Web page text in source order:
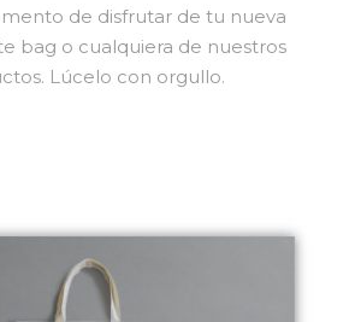
de disfrutar de tu nueva
bag o cualquiera de nuestros
Lúcelo con orgullo.